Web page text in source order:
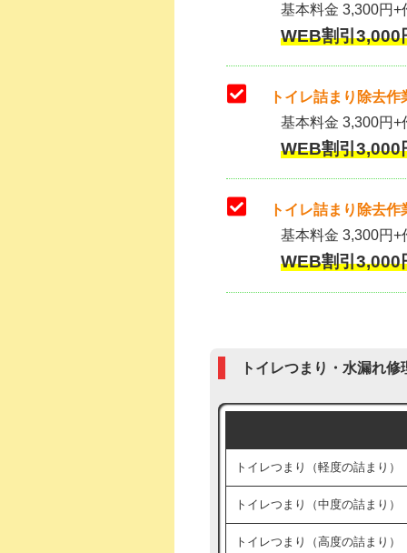
基本料金 3,300円+
WEB割引3,000
トイレ詰まり除去
基本料金 3,300円+
WEB割引3,000
トイレ詰まり除去
基本料金 3,300円+
WEB割引3,000
トイレつまり・水漏れ
トイレつまり（軽度の詰まり）
トイレつまり（中度の詰まり）
トイレつまり（高度の詰まり）